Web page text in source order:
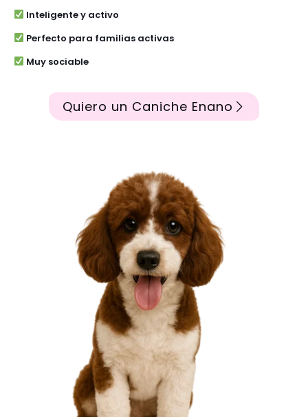
Inteligente y activo
Perfecto para familias activas
Muy sociable
Quiero un Caniche Enano